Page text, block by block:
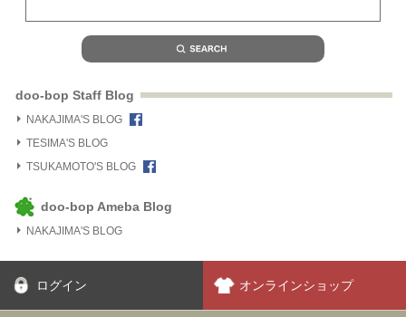
doo-bop Staff Blog
NAKAJIMA'S BLOG
TESIMA'S BLOG
TSUKAMOTO'S BLOG
doo-bop Ameba Blog
NAKAJIMA'S BLOG
ログイン オンラインショップ